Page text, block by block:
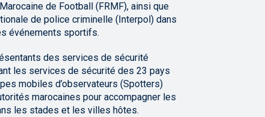
de Football (FRMF), ainsi que
de police criminelle (Interpol) dans
événements sportifs.
des services de sécurité
les services de sécurité des 23 pays
mobiles d’observateurs (Spotters)
marocaines pour accompagner les
les stades et les villes hôtes.